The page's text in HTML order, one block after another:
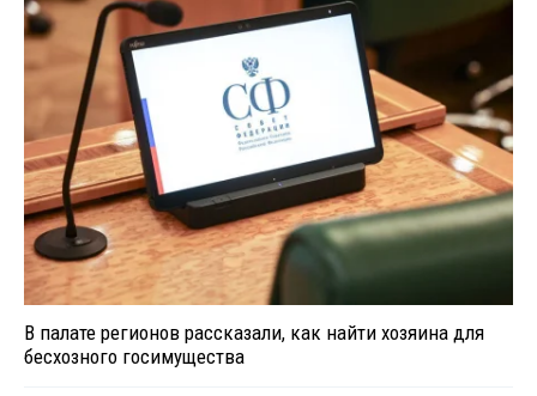
В палате регионов рассказали, как найти хозяина для
бесхозного госимущества